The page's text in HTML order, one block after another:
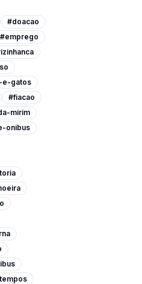
#doacao
#emprego
gatos
#fiacao
mirim
onibus